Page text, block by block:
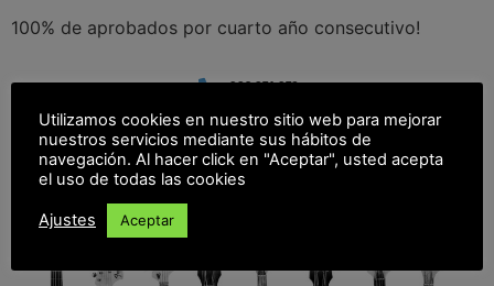
100% de aprobados por cuarto año consecutivo!
982 874 976
info@escolamusicamoderna.es
C/ Doctor Casares 132, Bajo. 27400 Monforte de Lemos
Utilizamos cookies en nuestro sitio web para mejorar
nuestros servicios mediante sus hábitos de
navegación. Al hacer click en "Aceptar", usted acepta
el uso de todas las cookies
Ajustes Aceptar